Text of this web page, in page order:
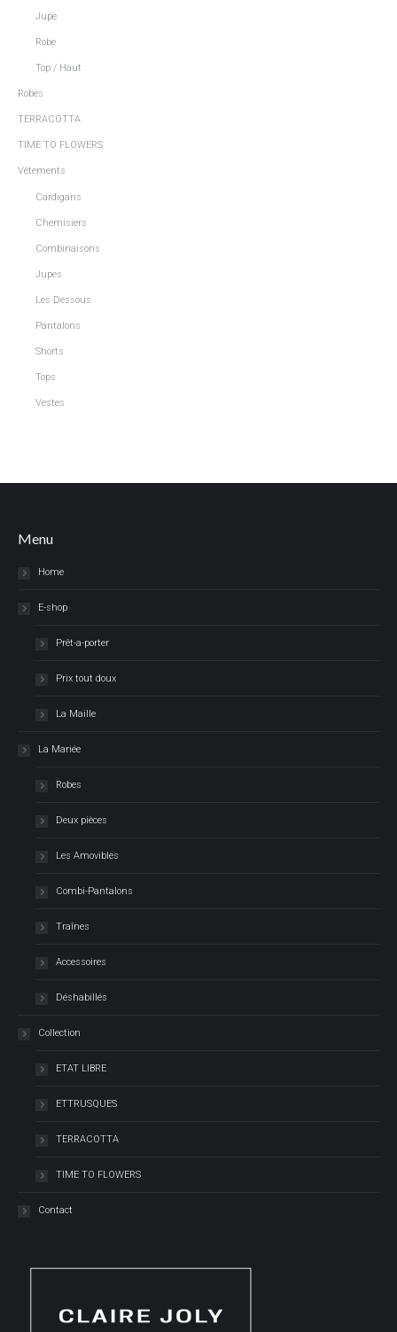
Jupe
Robe
Top / Haut
Robes
TERRACOTTA
TIME TO FLOWERS
Vêtements
Cardigans
Chemisiers
Combinaisons
Jupes
Les Dessous
Pantalons
Shorts
Tops
Vestes
Menu
Home
E-shop
Prêt-a-porter
Prix tout doux
La Maille
La Mariée
Robes
Deux pièces
Les Amovibles
Combi-Pantalons
Traînes
Accessoires
Déshabillés
Collection
ETAT LIBRE
ETTRUSQUES
TERRACOTTA
TIME TO FLOWERS
Contact